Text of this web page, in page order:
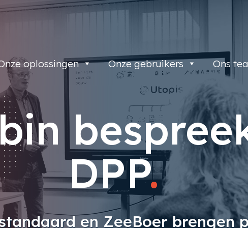
oplossingen Onze gebruikers Ons
DPP.
en ZeeBoer brengen